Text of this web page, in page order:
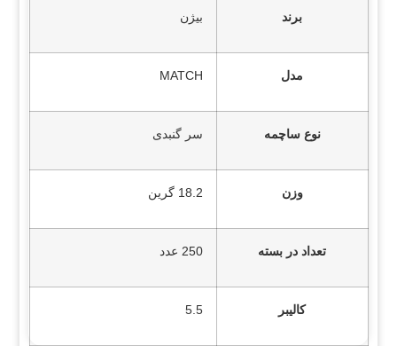
برند بیژن
مدل MATCH
نوع ساچمه سر گنبدی
وزن 18.2 گرین
تعداد در بسته 250 عدد
کالیبر 5.5